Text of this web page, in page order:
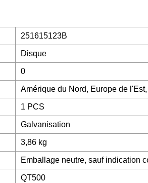
251615123B
Disque
0
Amérique du Nord, Europe de
1 PCS
Galvanisation
3,86 kg
Emballage neutre, sauf indication
QT500